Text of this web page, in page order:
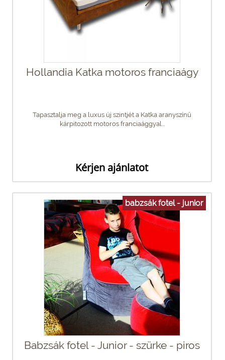
Hollandia Katka motoros franciaágy
Tapasztalja meg a luxus új szintjét a Katka aranyszínű
kárpitozott motoros franciaággyal...
Kérjen ajánlatot
babzsák fotel - junior
Babzsák fotel - Junior - szürke - piros